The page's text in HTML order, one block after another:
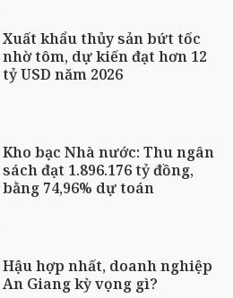
Xuất khẩu thủy sản bứt tốc
nhờ tôm, dự kiến đạt hơn 12
tỷ USD năm 2026
Kho bạc Nhà nước: Thu ngân
sách đạt 1.896.176 tỷ đồng,
bằng 74,96% dự toán
Hậu hợp nhất, doanh nghiệp
An Giang kỳ vọng gì?